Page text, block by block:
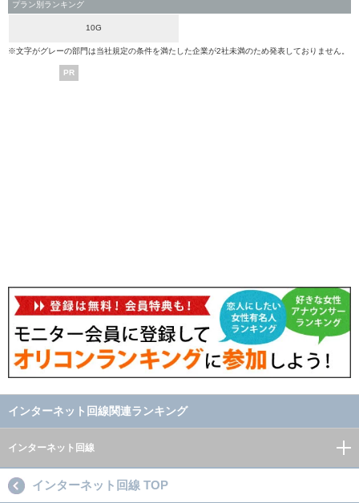
プラン別ランキング
10G
※文字がグレーの部門は当社規定の条件を満たした企業が2社未満のため発表しておりません。
PR
インターネット回線関連ランキング
インターネット回線
インターネット回線 TOP